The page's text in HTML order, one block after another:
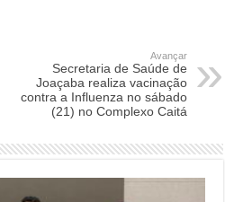
Avançar
Secretaria de Saúde de
Joaçaba realiza vacinação
contra a Influenza no sábado
(21) no Complexo Caitá